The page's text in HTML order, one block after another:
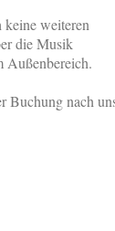
keine weiteren
die Musik
Außenbereich.
Buchung nach